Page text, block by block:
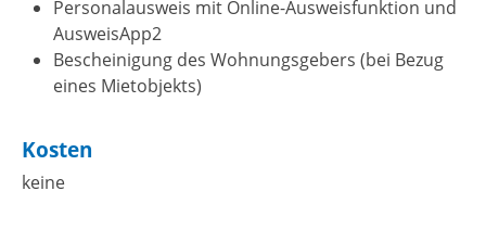
Personalausweis mit Online-Ausweisfunktion und
AusweisApp2
Bescheinigung des Wohnungsgebers (bei Bezug
eines Mietobjekts)
Kosten
keine